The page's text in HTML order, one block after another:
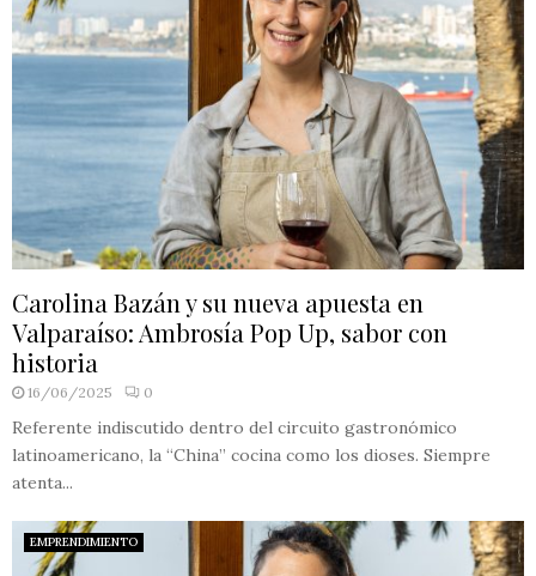
Carolina Bazán y su nueva apuesta en
Valparaíso: Ambrosía Pop Up, sabor con
historia
16/06/2025 0
Referente indiscutido dentro del circuito gastronómico
latinoamericano, la “China” cocina como los dioses. Siempre
atenta...
EMPRENDIMIENTO